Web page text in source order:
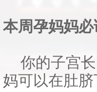
本周孕妈妈必
你的子宫长
妈可以在肚